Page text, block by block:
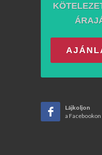
Lájkoljon
a Facebookon